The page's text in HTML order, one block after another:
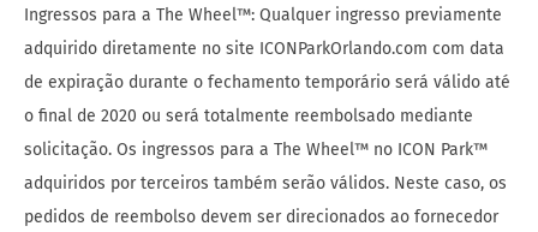
Ingressos para a The Wheel™: Qualquer ingresso previamente
adquirido diretamente no site ICONParkOrlando.com com data
de expiração durante o fechamento temporário será válido até
o final de 2020 ou será totalmente reembolsado mediante
solicitação. Os ingressos para a The Wheel™ no ICON Park™
adquiridos por terceiros também serão válidos. Neste caso, os
pedidos de reembolso devem ser direcionados ao fornecedor